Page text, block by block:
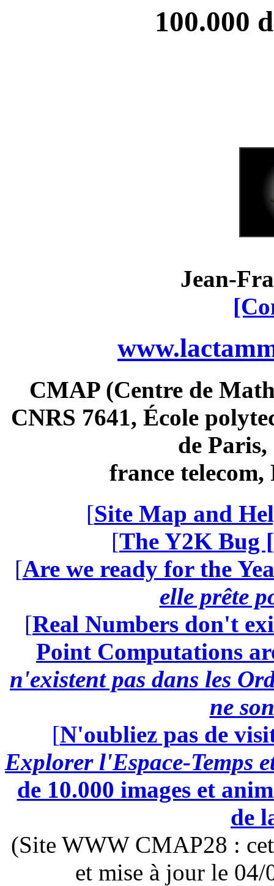
100.000
Jean-
CMAP (Centre de
CNRS 7641, École
de
france telecom,
[Site Map and
[The Y2K Bug [
[Are we ready for the
elle prête
[Real Numbers don't
Point Computations
n'existent pas dans les
ne
[N'oubliez pas de
Explorer l'Espace-Temps
de 10.000 images et
de
(Site WWW CMAP28 :
et mise à jour le